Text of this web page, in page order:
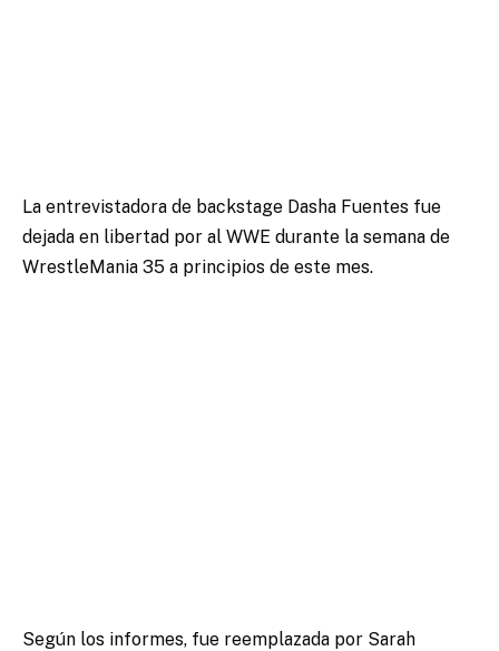
La entrevistadora de backstage Dasha Fuentes fue
dejada en libertad por al WWE durante la semana de
WrestleMania 35 a principios de este mes.
Según los informes, fue reemplazada por Sarah